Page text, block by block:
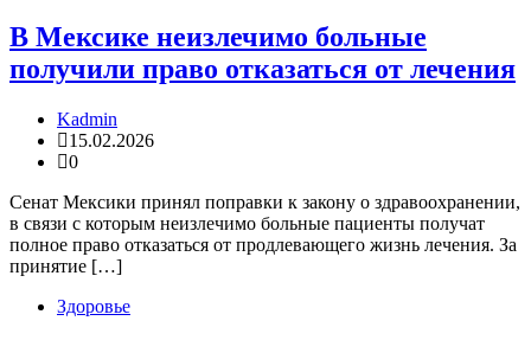
В Мексике неизлечимо больные
получили право отказаться от лечения
Kadmin
15.02.2026
0
Сенат Мексики принял поправки к закону о здравоохранении,
в связи с которым неизлечимо больные пациенты получат
полное право отказаться от продлевающего жизнь лечения. За
принятие […]
Здоровье